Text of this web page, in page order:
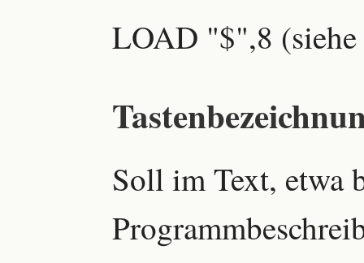
LOAD "$",8 (siehe
Soll im Text, etwa